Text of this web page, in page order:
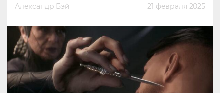
Александр Бэй 21 февраля 2025